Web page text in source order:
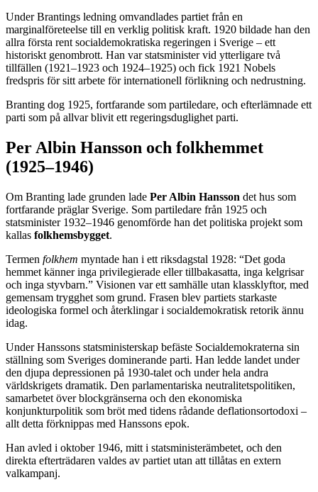
Under Brantings ledning omvandlades partiet från en
marginalföreteelse till en verklig politisk kraft. 1920 bildade han den
allra första rent socialdemokratiska regeringen i Sverige – ett
historiskt genombrott. Han var statsminister vid ytterligare två
tillfällen (1921–1923 och 1924–1925) och fick 1921 Nobels
fredspris för sitt arbete för internationell förlikning och nedrustning.
Branting dog 1925, fortfarande som partiledare, och efterlämnade ett
parti som på allvar blivit ett regeringsduglighet parti.
Per Albin Hansson och folkhemmet
(1925–1946)
Om Branting lade grunden lade Per Albin Hansson det hus som
fortfarande präglar Sverige. Som partiledare från 1925 och
statsminister 1932–1946 genomförde han det politiska projekt som
kallas folkhemsbygget.
Termen folkhem myntade han i ett riksdagstal 1928: “Det goda
hemmet känner inga privilegierade eller tillbakasatta, inga kelgrisar
och inga styvbarn.” Visionen var ett samhälle utan klassklyftor, med
gemensam trygghet som grund. Frasen blev partiets starkaste
ideologiska formel och återklingar i socialdemokratisk retorik ännu
idag.
Under Hanssons statsministerskap befäste Socialdemokraterna sin
ställning som Sveriges dominerande parti. Han ledde landet under
den djupa depressionen på 1930-talet och under hela andra
världskrigets dramatik. Den parlamentariska neutralitetspolitiken,
samarbetet över blockgränserna och den ekonomiska
konjunkturpolitik som bröt med tidens rådande deflationsortodoxi –
allt detta förknippas med Hanssons epok.
Han avled i oktober 1946, mitt i statsministerämbetet, och den
direkta efterträdaren valdes av partiet utan att tillåtas en extern
valkampanj.